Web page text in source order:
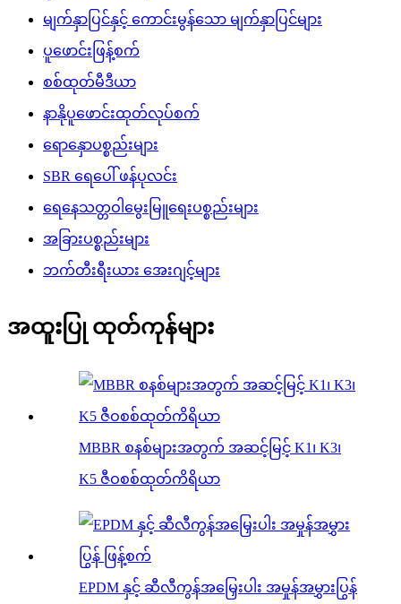
မျက်နှာပြင်နှင့် ကောင်းမွန်သော မျက်နှာပြင်များ
ပူဖောင်းဖြန့်စက်
စစ်ထုတ်မီဒီယာ
နာနိုပူဖောင်းထုတ်လုပ်စက်
ရောနှောပစ္စည်းများ
SBR ရေပေါ် ဖန်ပုလင်း
ရေနေသတ္တဝါမွေးမြူရေးပစ္စည်းများ
အခြားပစ္စည်းများ
ဘက်တီးရီးယား အေးဂျင့်များ
အထူးပြု ထုတ်ကုန်များ
MBBR စနစ်များအတွက် အဆင့်မြင့် K1၊ K3၊
K5 ဇီဝစစ်ထုတ်ကိရိယာ
EPDM နှင့် ဆီလီကွန်အမြှေးပါး အမှုန်အမွှားပြွန်